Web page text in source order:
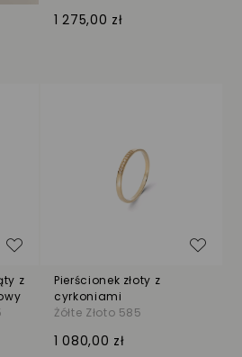
1 275,00 zł
z
Dodaj do listy życzeń
Pierścionek złoty z
cyrkoniami
Żółte Złoto 585
1 080,00 zł